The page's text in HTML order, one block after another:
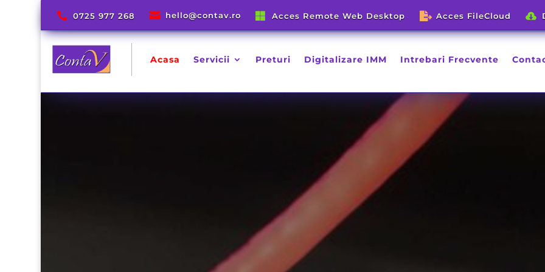
0725 977 268  hello@contav.ro  Acces Remote Web Desktop  Acces FileCloud 
0725 977 268  hello@contav.ro  Acces Remote Web Desktop  Acces FileCloud 
Acasa Servicii Preturi Digitalizare IMM Intrebari Frecvente